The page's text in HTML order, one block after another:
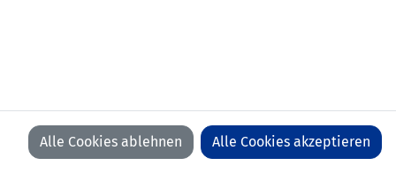
Alle Cookies ablehnen Alle Cookies akzeptieren